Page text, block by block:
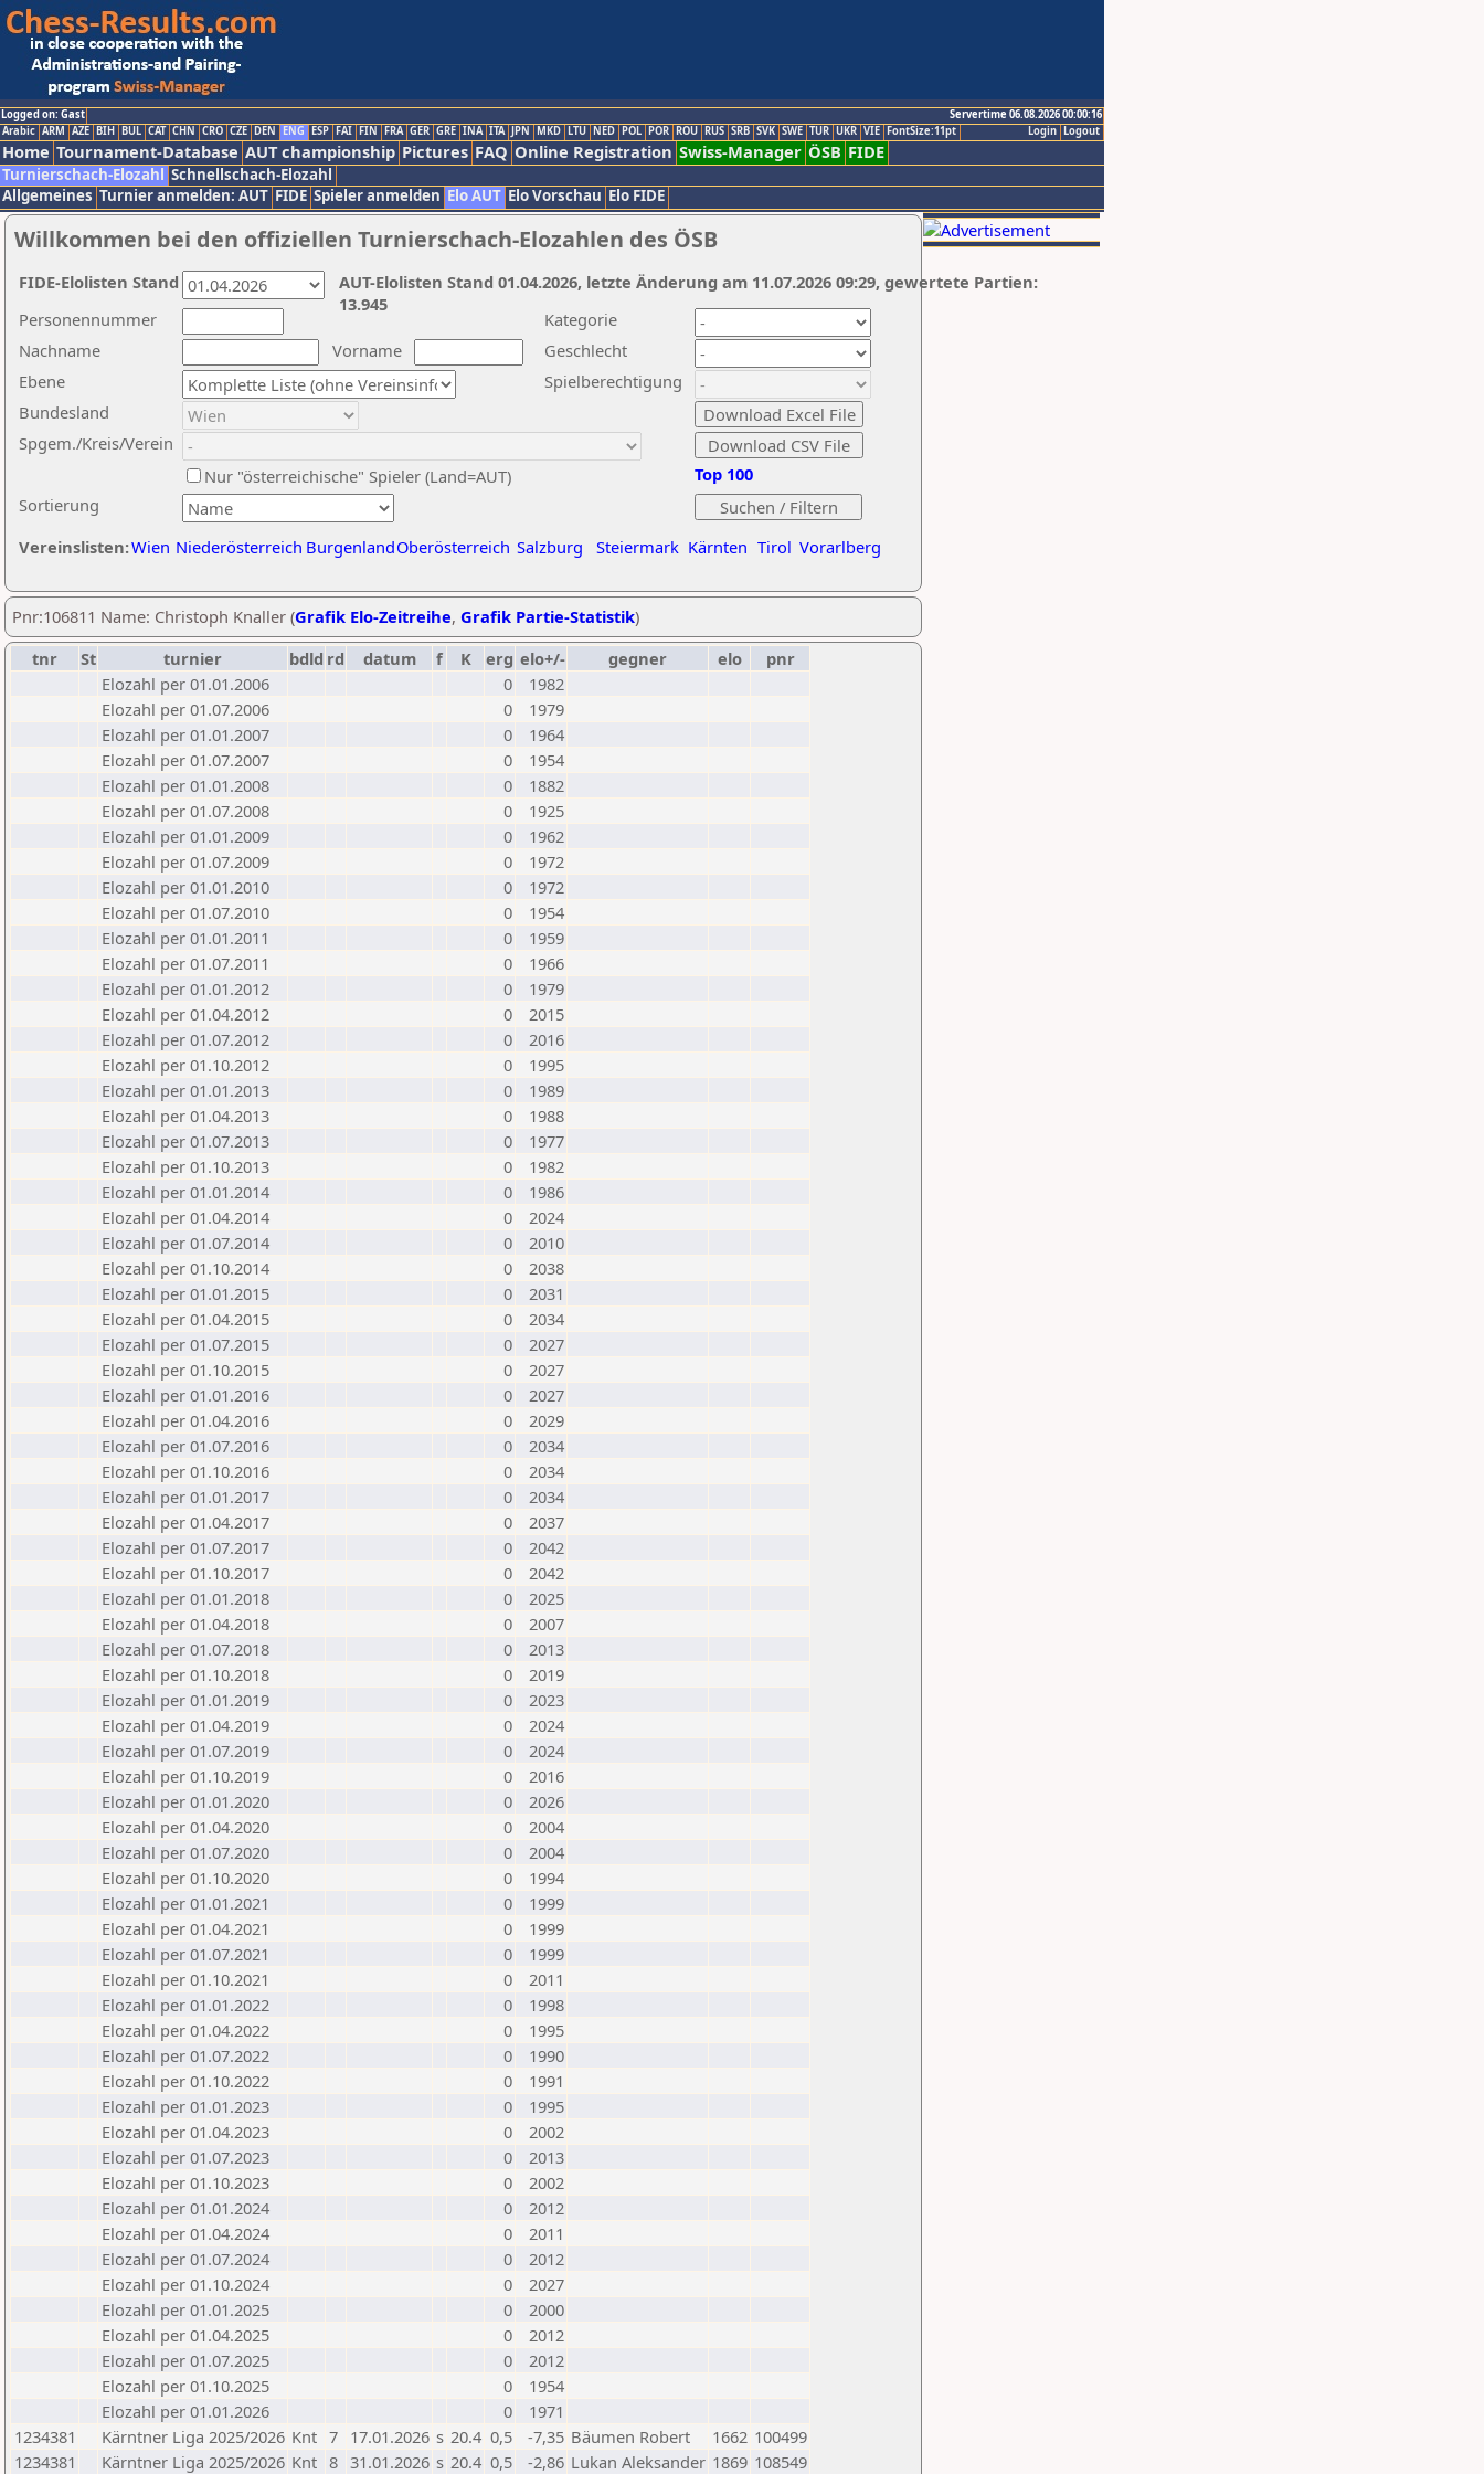
Logged on: Gast
Servertime 06.08.2026 00:00:16
Logout
Login
Arabic ARM AZE BIH BUL CAT CHN CRO CZE DEN ENG ESP FAI FIN FRA GER GRE INA ITA JPN MKD LTU NED POL POR ROU RUS SRB SVK SWE TUR UKR VIE FontSize:11pt
Home Tournament-Database AUT championship Pictures FAQ Online Registration Swiss-Manager ÖSB FIDE
Turnierschach-Elozahl Schnellschach-Elozahl
Allgemeines Turnier anmelden: AUT FIDE Spieler anmelden Elo AUT Elo Vorschau Elo FIDE
Willkommen bei den offiziellen Turnierschach-Elozahlen des ÖSB
Nachname
Vorname
Ebene
Kategorie
Sortierung
Personennummer
Bundesland
Spgem./Kreis/Verein
Geschlecht
Nur "österreichische" Spieler (Land=AUT)
Spielberechtigung
Vereinslisten:Wien Niederösterreich BurgenlandOberösterreich Salzburg Steiermark Kärnten Tirol Vorarlberg
Top 100
AUT-Elolisten Stand 01.04.2026, letzte Änderung am 11.07.2026 09:29, gewertete Partien:
13.945
FIDE-Elolisten Stand
Pnr:106811 Name: Christoph Knaller (Grafik Elo-Zeitreihe, Grafik Partie-Statistik)
tnr
St turnier bdld rd datum f K erg elo+/- gegner elo
pnr
Elozahl per 01.01.2006
0
1982
Elozahl per 01.07.2006
0
1979
Elozahl per 01.01.2007
0
1964
Elozahl per 01.07.2007
0
1954
Elozahl per 01.01.2008
0
1882
Elozahl per 01.07.2008
0
1925
Elozahl per 01.01.2009
0
1962
Elozahl per 01.07.2009
0
1972
Elozahl per 01.01.2010
0
1972
Elozahl per 01.07.2010
0
1954
Elozahl per 01.01.2011
0
1959
Elozahl per 01.07.2011
0
1966
Elozahl per 01.01.2012
0
1979
Elozahl per 01.04.2012
0
2015
Elozahl per 01.07.2012
0
2016
Elozahl per 01.10.2012
0
1995
Elozahl per 01.01.2013
0
1989
Elozahl per 01.04.2013
0
1988
Elozahl per 01.07.2013
0
1977
Elozahl per 01.10.2013
0
1982
Elozahl per 01.01.2014
0
1986
Elozahl per 01.04.2014
0
2024
Elozahl per 01.07.2014
0
2010
Elozahl per 01.10.2014
0
2038
Elozahl per 01.01.2015
0
2031
Elozahl per 01.04.2015
0
2034
Elozahl per 01.07.2015
0
2027
Elozahl per 01.10.2015
0
2027
Elozahl per 01.01.2016
0
2027
Elozahl per 01.04.2016
0
2029
Elozahl per 01.07.2016
0
2034
Elozahl per 01.10.2016
0
2034
Elozahl per 01.01.2017
0
2034
Elozahl per 01.04.2017
0
2037
Elozahl per 01.07.2017
0
2042
Elozahl per 01.10.2017
0
2042
Elozahl per 01.01.2018
0
2025
Elozahl per 01.04.2018
0
2007
Elozahl per 01.07.2018
0
2013
Elozahl per 01.10.2018
0
2019
Elozahl per 01.01.2019
0
2023
Elozahl per 01.04.2019
0
2024
Elozahl per 01.07.2019
0
2024
Elozahl per 01.10.2019
0
2016
Elozahl per 01.01.2020
0
2026
Elozahl per 01.04.2020
0
2004
Elozahl per 01.07.2020
0
2004
Elozahl per 01.10.2020
0
1994
Elozahl per 01.01.2021
0
1999
Elozahl per 01.04.2021
0
1999
Elozahl per 01.07.2021
0
1999
Elozahl per 01.10.2021
0
2011
Elozahl per 01.01.2022
0
1998
Elozahl per 01.04.2022
0
1995
Elozahl per 01.07.2022
0
1990
Elozahl per 01.10.2022
0
1991
Elozahl per 01.01.2023
0
1995
Elozahl per 01.04.2023
0
2002
Elozahl per 01.07.2023
0
2013
Elozahl per 01.10.2023
0
2002
Elozahl per 01.01.2024
0
2012
Elozahl per 01.04.2024
0
2011
Elozahl per 01.07.2024
0
2012
Elozahl per 01.10.2024
0
2027
Elozahl per 01.01.2025
0
2000
Elozahl per 01.04.2025
0
2012
Elozahl per 01.07.2025
0
2012
Elozahl per 01.10.2025
0
1954
Elozahl per 01.01.2026
0
1971
1234381
Kärntner Liga 2025/2026 Knt 7 17.01.2026 s 20.4 0,5 -7,35 Bäumen Robert 1662 100499
1234381
Kärntner Liga 2025/2026 Knt 8 31.01.2026 s 20.4 0,5 -2,86 Lukan Aleksander 1869 108549